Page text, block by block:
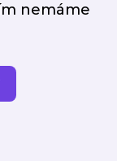
nemáme